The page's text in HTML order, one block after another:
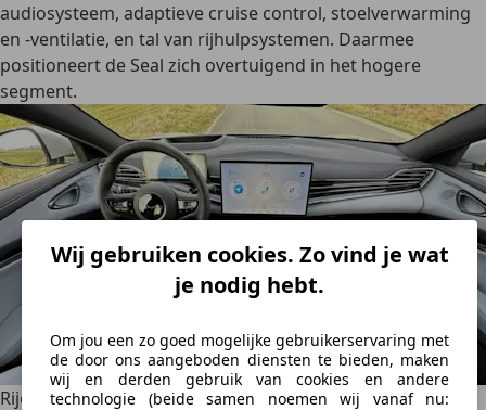
Wij gebruiken cookies. Zo vind je wat
je nodig hebt.
Om jou een zo goed mogelijke gebruikerservaring met
de door ons aangeboden diensten te bieden, maken
wij en derden gebruik van cookies en andere
technologie (beide samen noemen wij vanaf nu:
audiosysteem, adaptieve cruise control, stoelverwarming
en -ventilatie, en tal van rijhulpsystemen. Daarmee
positioneert de Seal zich overtuigend in het hogere
segment.
Rijervaring: sportieve prestaties en comfort